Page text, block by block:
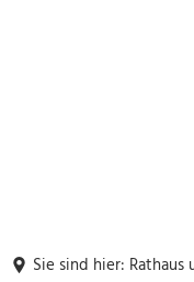
Sie sind hier: Rathaus